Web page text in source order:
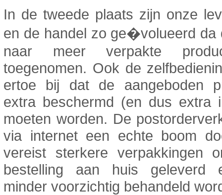
In de tweede plaats zijn onze
en de handel zo ge�volueerd da
naar meer verpakte
toegenomen. Ook de
ertoe bij dat de aangeboden
extra beschermd (en dus extra
moeten worden. De
via internet een echte boom
vereist sterkere verpakkingen
bestelling aan huis geleverd
minder voorzichtig behandeld